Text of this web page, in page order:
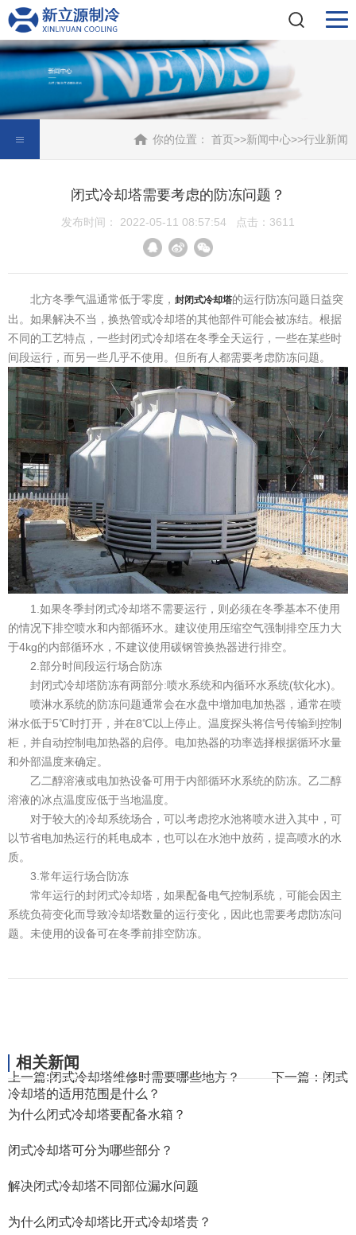
你的位置： 首页>>新闻中心>>行业新闻
闭式冷却塔需要考虑的防冻问题？
发布时间： 2022-05-11 08:57:54 点击：3611
北方冬季气温通常低于零度， 封闭式冷却塔的运行防冻问题日益突
出。如果解决不当，换热管或冷却塔的其他部件可能会被冻结。根据
不同的工艺特点，一些封闭式冷却塔在冬季全天运行，一些在某些时
间段运行，而另一些几乎不使用。但所有人都需要考虑防冻问题。
1.如果冬季封闭式冷却塔不需要运行，则必须在冬季基本不使用
的情况下排空喷水和内部循环水。建议使用压缩空气强制排空压力大
于4kg的内部循环水，不建议使用碳钢管换热器进行排空。
2.部分时间段运行场合防冻
封闭式冷却塔防冻有两部分:喷水系统和内循环水系统(软化水)。
喷淋水系统的防冻问题通常会在水盘中增加电加热器，通常在喷
淋水低于5℃时打开，并在8℃以上停止。温度探头将信号传输到控制
柜，并自动控制电加热器的启停。电加热器的功率选择根据循环水量
和外部温度来确定。
乙二醇溶液或电加热设备可用于内部循环水系统的防冻。乙二醇
溶液的冰点温度应低于当地温度。
对于较大的冷却系统场合，可以考虑挖水池将喷水进入其中，可
以节省电加热运行的耗电成本，也可以在水池中放药，提高喷水的水
质。
3.常年运行场合防冻
常年运行的封闭式冷却塔，如果配备电气控制系统，可能会因主
系统负荷变化而导致冷却塔数量的运行变化，因此也需要考虑防冻问
题。未使用的设备可在冬季前排空防冻。
上一篇:闭式冷却塔维修时需要哪些地方？下一篇：闭式
冷却塔的适用范围是什么？
相关新闻
为什么闭式冷却塔要配备水箱？
闭式冷却塔可分为哪些部分？
解决闭式冷却塔不同部位漏水问题
为什么闭式冷却塔比开式冷却塔贵？